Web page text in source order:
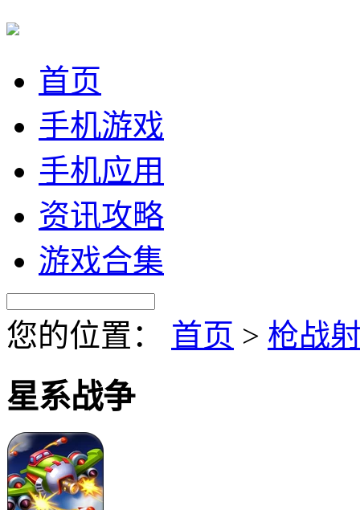
首页
手机游戏
手机应用
资讯攻略
游戏合集
您的位置： 首页 > 枪战
星系战争